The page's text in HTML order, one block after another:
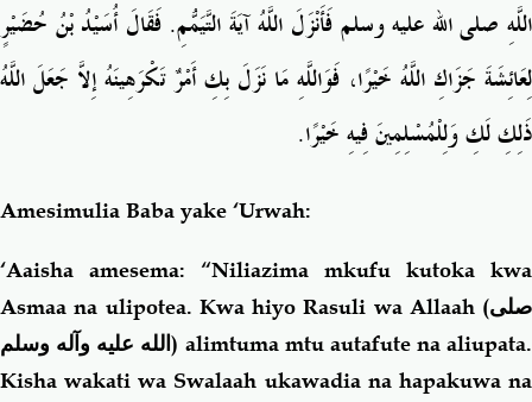
اللَّهِ صلى الله عليه وسلم فَأَنْزَلَ اللَّهُ آيَةَ التَّيَمُّمِ‏.‏ فَقَالَ أُسَيْدُ بْنُ حُضَيْرٍ
لِعَائِشَةَ جَزَاكِ اللَّهُ خَيْرًا، فَوَاللَّهِ مَا نَزَلَ بِكِ أَمْرٌ تَكْرَهِينَهُ إِلاَّ جَعَلَ اللَّهُ
ذَلِكِ لَكِ وَلِلْمُسْلِمِينَ فِيهِ خَيْرًا‏.‏
Amesimulia Baba yake ‘Urwah:
‘Aaisha amesema: “Niliazima mkufu kutoka kwa
Asmaa na ulipotea. Kwa hiyo Rasuli wa Allaah (صلى
الله عليه وآله وسلم) alimtuma mtu autafute na aliupata.
Kisha wakati wa Swalaah ukawadia na hapakuwa na